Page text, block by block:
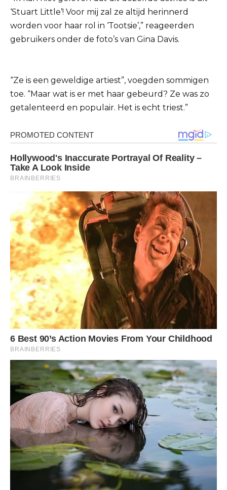
‘Stuart Little’! Voor mij zal ze altijd herinnerd
worden voor haar rol in ‘Tootsie’,” reageerden
gebruikers onder de foto’s van Gina Davis.
“Ze is een geweldige artiest”, voegden sommigen
toe. “Maar wat is er met haar gebeurd? Ze was zo
getalenteerd en populair. Het is echt triest.”